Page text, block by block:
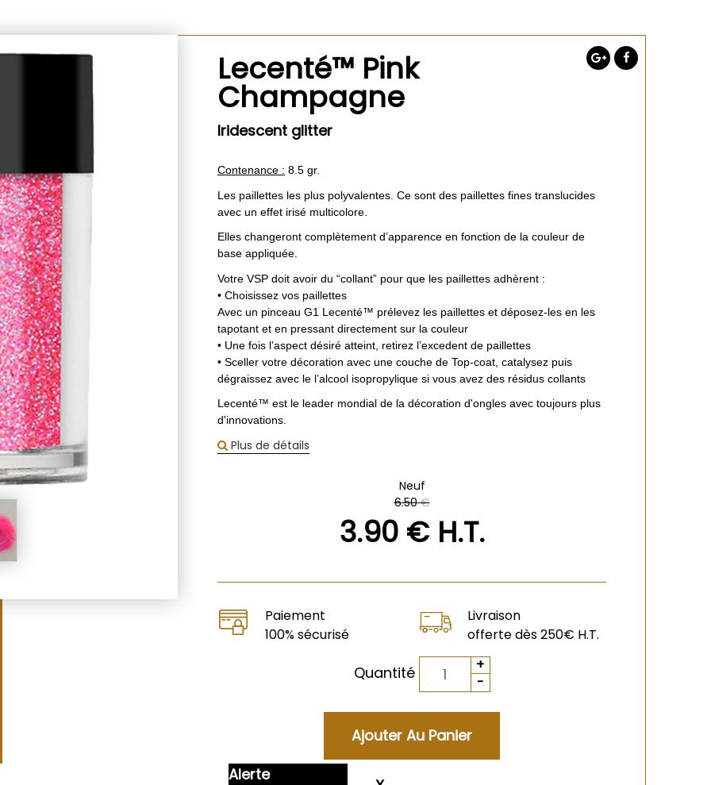
Lecenté™ Pink
Champagne
Iridescent glitter
Contenance : 8.5 gr.
Les paillettes les plus polyvalentes. Ce sont des paillettes fines translucides
avec un effet irisé multicolore.
Elles changeront complètement d’apparence en fonction de la couleur de
base appliquée.
Votre VSP doit avoir du “collant” pour que les paillettes adhèrent :
• Choisissez vos paillettes
Avec un pinceau G1 Lecenté™ prélevez les paillettes et déposez-les en les
tapotant et en pressant directement sur la couleur
• Une fois l’aspect désiré atteint, retirez l’excedent de paillettes
• Sceller votre décoration avec une couche de Top-coat, catalysez puis
dégraissez avec le l’alcool isopropylique si vous avez des résidus collants
Lecenté™ est le leader mondial de la décoration d'ongles avec toujours plus
d'innovations.
Plus de détails
Neuf
6.50 €
3.90€ H.T.
Paiement
100% sécurisé
Livraison
offerte dès 250€ H.T.
Quantité
Alerte